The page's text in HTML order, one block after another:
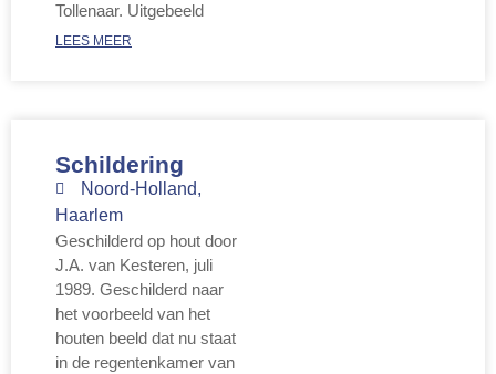
Tollenaar. Uitgebeeld
LEES MEER
Schildering
Noord-Holland,
Haarlem
Geschilderd op hout door
J.A. van Kesteren, juli
1989. Geschilderd naar
het voorbeeld van het
houten beeld dat nu staat
in de regentenkamer van